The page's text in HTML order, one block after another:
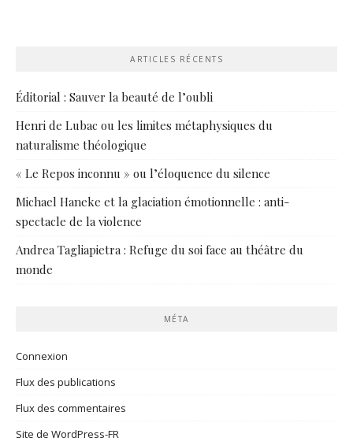
ARTICLES RÉCENTS
Éditorial : Sauver la beauté de l’oubli
Henri de Lubac ou les limites métaphysiques du
naturalisme théologique
« Le Repos inconnu » ou l’éloquence du silence
Michael Haneke et la glaciation émotionnelle : anti-
spectacle de la violence
Andrea Tagliapietra : Refuge du soi face au théâtre du
monde
MÉTA
Connexion
Flux des publications
Flux des commentaires
Site de WordPress-FR